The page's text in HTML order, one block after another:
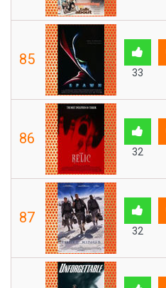
85
33
86
32
87
32